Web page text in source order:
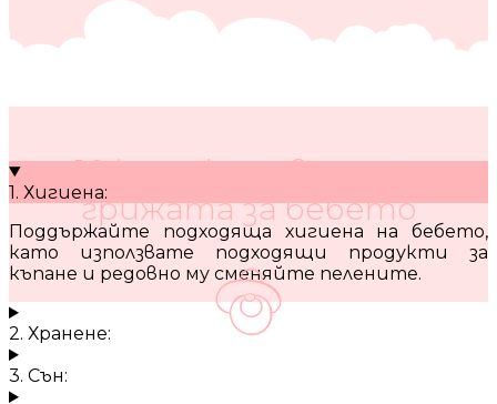
10 кратки съвета за
грижата за бебето
1. Хигиена:
Поддържайте подходяща хигиена на бебето,
като използвате подходящи продукти за
къпане и редовно му сменяйте пелените.
2. Хранене:
3. Сън: